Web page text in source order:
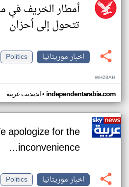
أمطار الخريف في
تتحول إلى أحزان
اخبار موريتانيا
Politics
WH28AH
اندبندنت عربية• independentarabia.com
apologize for the
inconvenience...
اخبار موريتانيا
Politics